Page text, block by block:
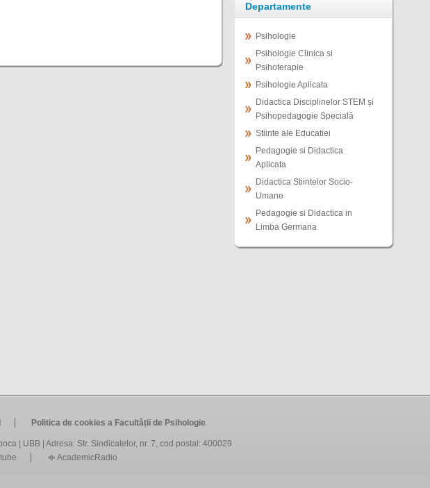
Departamente
Psihologie
Psihologie Clinica si
Psihoterapie
Psihologie Aplicata
Didactica Disciplinelor STEM și
Psihopedagogie Specială
Stiinte ale Educatiei
Pedagogie si Didactica
Aplicata
Didactica Stiintelor Socio-
Umane
Pedagogie si Didactica in
Limba Germana
Politica de cookies a Facultății de Psihologie
UBB | Adresa: Str. Sindicatelor, nr. 7, cod postal: 400029
AcademicRadio